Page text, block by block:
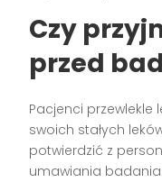
Czy
przed
Pacjenci przewlekle
swoich stałych
potwierdzić z
umawiania